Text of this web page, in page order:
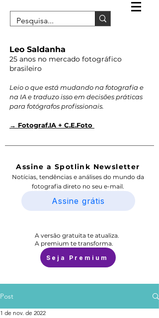
Leo Saldanha
25 anos no mercado fotográfico
brasileiro
Leio o que está mudando na fotografia e
na IA e traduzo isso em decisões práticas
para fotógrafos profissionais.
→ Fotograf.IA + C.E.Foto
Assine a Spotlink Newsletter
Notícias, tendências e análises do mundo da
fotografia direto no seu e-mail.
Assine grátis
A versão gratuita te atualiza.
A premium te transforma.
Seja Premium
Post
1 de nov. de 2022